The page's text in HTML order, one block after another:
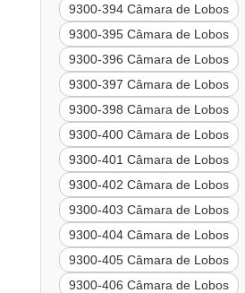
9300-394 Câmara de Lobos
9300-395 Câmara de Lobos
9300-396 Câmara de Lobos
9300-397 Câmara de Lobos
9300-398 Câmara de Lobos
9300-400 Câmara de Lobos
9300-401 Câmara de Lobos
9300-402 Câmara de Lobos
9300-403 Câmara de Lobos
9300-404 Câmara de Lobos
9300-405 Câmara de Lobos
9300-406 Câmara de Lobos